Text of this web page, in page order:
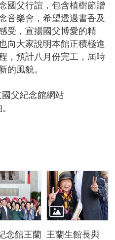
國父行誼，包含植樹節贈
音樂會，希望透過書香及
受，宣揚國父博愛的精
向大家說明本館正積極進
，預計八月份完工，屆時
的風貌。
父紀念館網站
念館王蘭 王蘭生館長與